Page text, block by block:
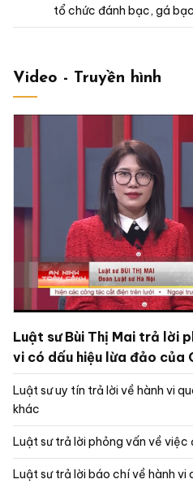
tổ chức đánh bạc, gá bạc
Video - Truyền hình
Luật sư Bùi Thị Mai trả lời
vi có dấu hiệu lừa đảo của
Luật sư uy tín trả lời về hành vi
khác
Luật sư trả lời phỏng vấn về việc
Luật sư trả lời báo chí về hành